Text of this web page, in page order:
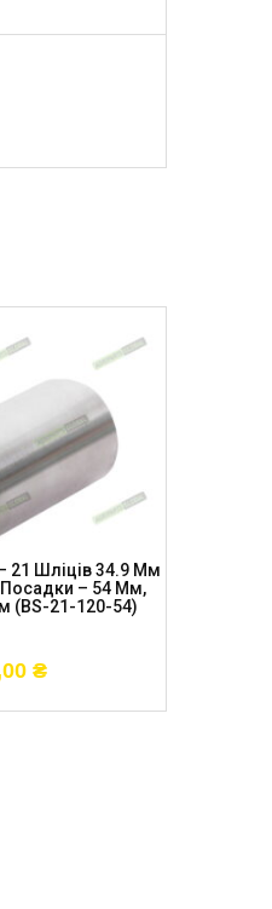
21 Шліців 34.9 Мм
Посадки – 54 Мм,
(BS-21-120-54)
₴